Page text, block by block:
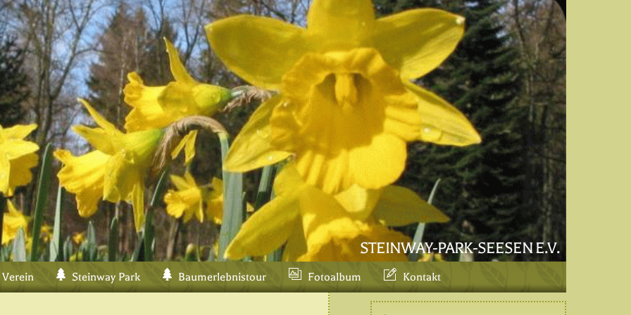
STEINWAY-PARK-SEESEN E.V.
Steinway Park Baumerlebnistour Fotoalbum Kontakt